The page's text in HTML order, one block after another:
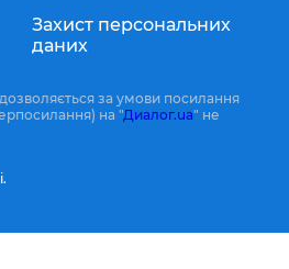
Захист персональних
даних
за умови посилання
на "Диалог.ua" не